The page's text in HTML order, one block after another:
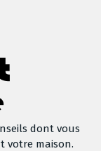
dont vous
votre maison.